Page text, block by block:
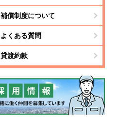
補償制度について
よくある質問
貸渡約款